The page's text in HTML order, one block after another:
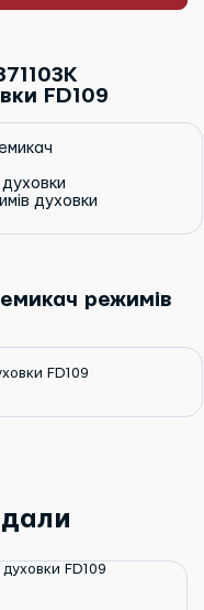
FD109
духовки
режимів
FD109